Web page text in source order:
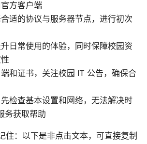
方客户端
适的协议与服务器节点，进行初次
日常使用的体验，同时保障校园资
和证书，关注校园 IT 公告，确保合
检查基本设置和网络，无法解决时
务获取帮助
住：以下是非点击文本，可直接复制